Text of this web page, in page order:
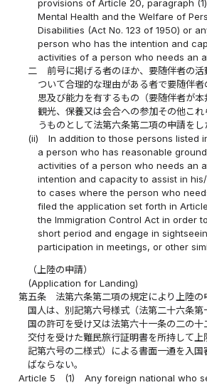
provisions of Article 20, paragraph
Mental Health and the Welfare of
Disabilities (Act No. 123 of 1950) or
person who has the intention and
activities of a person who needs an
二
前号に掲げる者のほか、要随伴者の
ついて合理的な理由がある者で要随伴
思及び能力を有するもの（要随伴者が本
観光、保養又は会合への参加その他こ
うものとして法第六条第二項の申請をし
(ii)
In addition to those persons listed
a person who has reasonable
activities of a person who needs an
intention and capacity to assist in
to cases where the person who
filed the application set forth in
the Immigration Control Act in order
short period and engage in
participation in meetings, or other
（上陸の申請）
(Application for Landing)
第五条
法第六条第二項の規定により上陸
国人は、別記第六号様式（法第二十六条第
国の許可を受け又は法第六十一条の二の十
交付を受けた難民旅行証明書を所持して上
記第六号の二様式）による書面一通を入
ばならない。
Article 5
(1)
Any foreign national who